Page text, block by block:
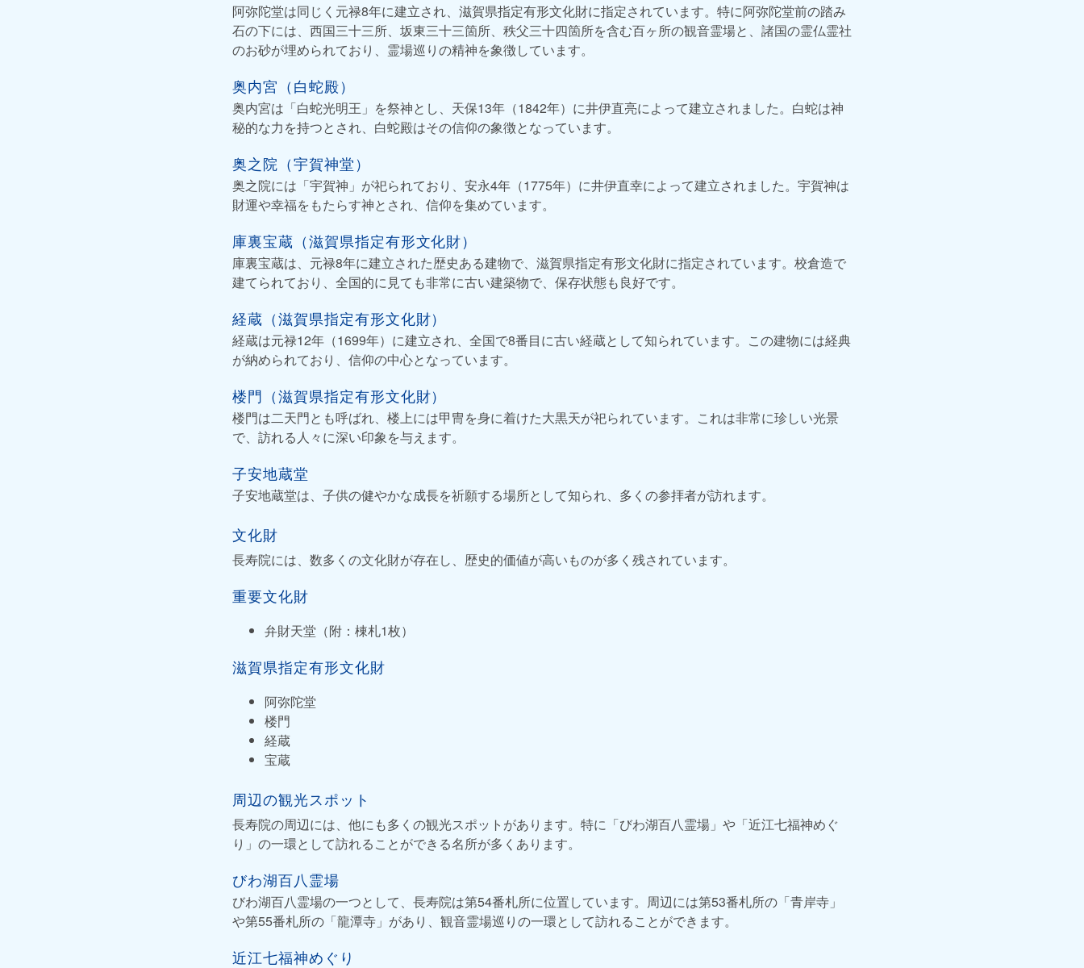
阿弥陀堂は同じく元禄8年に建立され、滋賀県指定有形文化財に指定されています。特に阿弥陀堂前の踏み
石の下には、西国三十三所、坂東三十三箇所、秩父三十四箇所を含む百ヶ所の観音霊場と、諸国の霊仏霊社
のお砂が埋められており、霊場巡りの精神を象徴しています。
奥内宮（白蛇殿）
奥内宮は「白蛇光明王」を祭神とし、天保13年（1842年）に井伊直亮によって建立されました。白蛇は神
秘的な力を持つとされ、白蛇殿はその信仰の象徴となっています。
奥之院（宇賀神堂）
奥之院には「宇賀神」が祀られており、安永4年（1775年）に井伊直幸によって建立されました。宇賀神は
財運や幸福をもたらす神とされ、信仰を集めています。
庫裏宝蔵（滋賀県指定有形文化財）
庫裏宝蔵は、元禄8年に建立された歴史ある建物で、滋賀県指定有形文化財に指定されています。校倉造で
建てられており、全国的に見ても非常に古い建築物で、保存状態も良好です。
経蔵（滋賀県指定有形文化財）
経蔵は元禄12年（1699年）に建立され、全国で8番目に古い経蔵として知られています。この建物には経典
が納められており、信仰の中心となっています。
楼門（滋賀県指定有形文化財）
楼門は二天門とも呼ばれ、楼上には甲冑を身に着けた大黒天が祀られています。これは非常に珍しい光景
で、訪れる人々に深い印象を与えます。
子安地蔵堂
子安地蔵堂は、子供の健やかな成長を祈願する場所として知られ、多くの参拝者が訪れます。
文化財
長寿院には、数多くの文化財が存在し、歴史的価値が高いものが多く残されています。
重要文化財
弁財天堂（附：棟札1枚）
滋賀県指定有形文化財
阿弥陀堂
楼門
経蔵
宝蔵
周辺の観光スポット
長寿院の周辺には、他にも多くの観光スポットがあります。特に「びわ湖百八霊場」や「近江七福神めぐ
り」の一環として訪れることができる名所が多くあります。
びわ湖百八霊場
びわ湖百八霊場の一つとして、長寿院は第54番札所に位置しています。周辺には第53番札所の「青岸寺」
や第55番札所の「龍潭寺」があり、観音霊場巡りの一環として訪れることができます。
近江七福神めぐり